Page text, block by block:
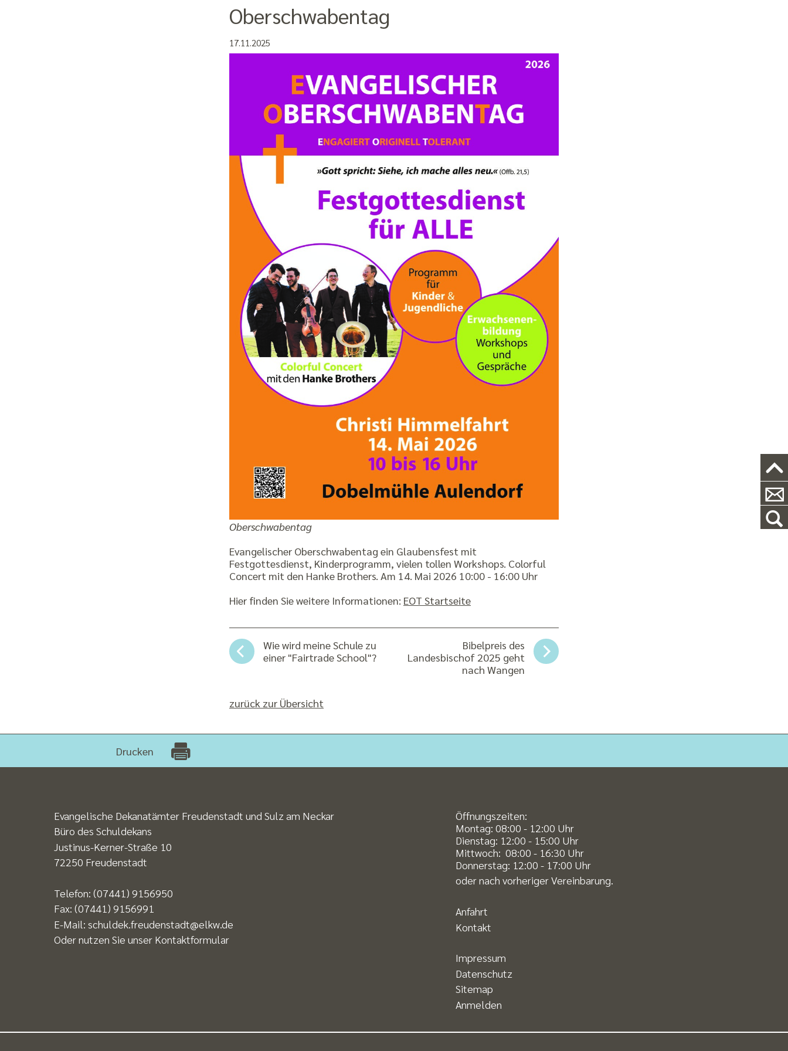
Oberschwabentag
17.11.2025
Oberschwabentag
Evangelischer Oberschwabentag ein Glaubensfest mit
Festgottesdienst, Kinderprogramm, vielen tollen Workshops. Colorful
Concert mit den Hanke Brothers. Am 14. Mai 2026 10:00 - 16:00 Uhr
Hier finden Sie weitere Informationen: EOT Startseite
Wie wird meine Schule zu
einer "Fairtrade School"?
Bibelpreis des
Landesbischof 2025 geht
nach Wangen
zurück zur Übersicht
Drucken
Evangelische Dekanatämter Freudenstadt und Sulz am Neckar
Büro des Schuldekans
Justinus-Kerner-Straße 10
72250 Freudenstadt
Telefon: (07441) 9156950
Fax: (07441) 9156991
E-Mail: schuldek.freudenstadt@elkw.de
Oder nutzen Sie unser Kontaktformular
Öffnungszeiten:
Montag: 08:00 - 12:00 Uhr
Dienstag: 12:00 - 15:00 Uhr
Mittwoch: 08:00 - 16:30 Uhr
Donnerstag: 12:00 - 17:00 Uhr
oder nach vorheriger Vereinbarung.
Anfahrt
Kontakt
Impressum
Datenschutz
Sitemap
Anmelden